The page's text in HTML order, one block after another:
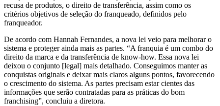
recusa de produtos, o direito de transferência, assim como os
critérios objetivos de seleção do franqueado, definidos pelo
franqueador.
De acordo com Hannah Fernandes, a nova lei veio para melhorar o
sistema e proteger ainda mais as partes. “A franquia é um combo do
direito da marca e da transferência de know-how. Essa nova lei
deixou o conjunto [legal] mais detalhado. Conseguimos manter as
conquistas originais e deixar mais claros alguns pontos, favorecendo
o crescimento do sistema. As partes precisam estar cientes das
informações que serão contratadas para as práticas do bom
franchising”, concluiu a diretora.